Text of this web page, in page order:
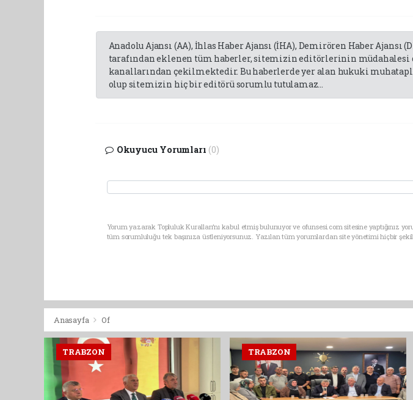
Anadolu Ajansı (AA), İhlas Haber Ajansı (İHA), Demirören Haber Ajansı
tarafından eklenen tüm haberler, sitemizin editörlerinin müdahalesi
kanallarından çekilmektedir. Bu haberlerde yer alan hukuki
olup sitemizin hiç bir editörü sorumlu tutulamaz...
Okuyucu Yorumları (0)
Yorum yazarak Topluluk Kuralları’nı kabul etmiş bulunuyor ve ofunsesi.com sitesine yaptığınız
tüm sorumluluğu tek başınıza üstleniyorsunuz. Yazılan tüm yorumlardan site yönetimi hiçbir
Anasayfa Of
TRABZON TRABZON